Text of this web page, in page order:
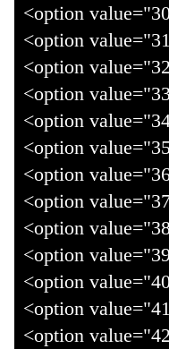
<option
<option
<option
<option
<option
<option
<option
<option
<option
<option
<option
<option
<option